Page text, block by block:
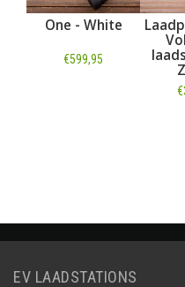
One - White
€599,95
Laadpaal
Volt
EV LAADSTATIONS